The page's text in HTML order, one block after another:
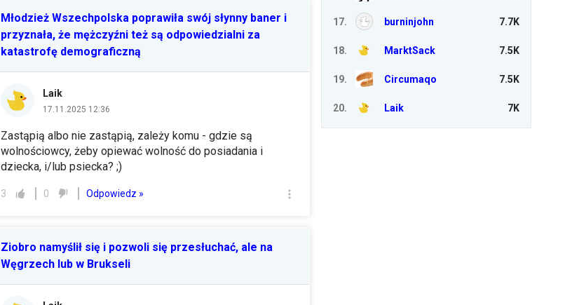
Młodzież Wszechpolska poprawiła swój słynny baner i
przyznała, że mężczyźni też są odpowiedzialni za
katastrofę demograficzną
Laik
17.11.2025 12:36
Zastąpią albo nie zastąpią, zależy komu - gdzie są
wolnościowcy, żeby opiewać wolność do posiadania i
dziecka, i/lub psiecka? ;)
3 0 Odpowiedz »
Ziobro namyślił się i pozwoli się przesłuchać, ale na
Węgrzech lub w Brukseli
17. burninjohn 7.7K
18. MarktSack 7.5K
19. Circumaqo 7.5K
20. Laik 7K